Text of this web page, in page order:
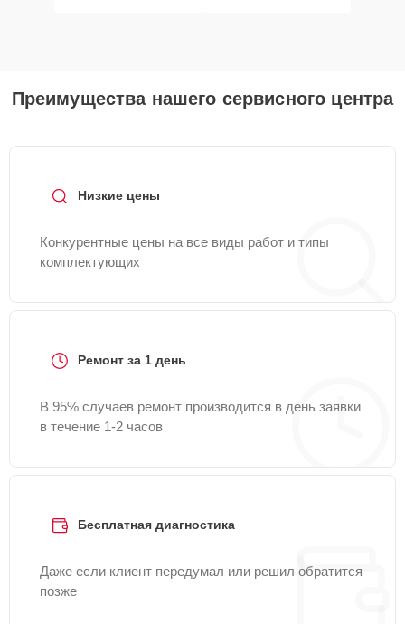
Преимущества нашего сервисного центра
Низкие цены
Конкурентные цены на все виды работ и типы
комплектующих
Ремонт за 1 день
В 95% случаев ремонт производится в день заявки
в течение 1-2 часов
Бесплатная диагностика
Даже если клиент передумал или решил обратится
позже